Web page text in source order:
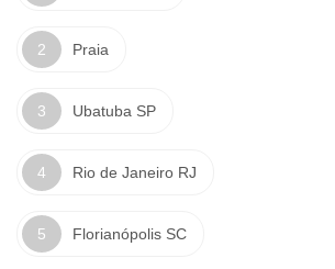
Praia
Ubatuba SP
Rio de Janeiro RJ
Florianópolis SC